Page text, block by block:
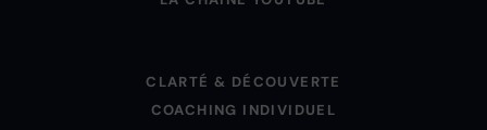
CLARTÉ & DÉCOUVERTE
COACHING INDIVIDUEL